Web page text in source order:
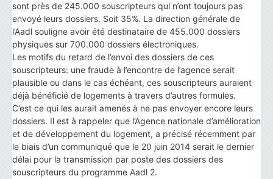
sont près de 245.000 souscripteurs qui n’ont toujours pas
envoyé leurs dossiers. Soit 35%. La direction générale de
l’Aadl souligne avoir été destinataire de 455.000 dossiers
physiques sur 700.000 dossiers électroniques.
Les motifs du retard de l’envoi des dossiers de ces
souscripteurs: une fraude à l’encontre de l’agence serait
plausible ou dans le cas échéant, ces souscripteurs auraient
déjà bénéficié de logements à travers d’autres formules.
C’est ce qui les aurait amenés à ne pas envoyer encore leurs
dossiers. Il est à rappeler que l’Agence nationale d’amélioration
et de développement du logement, a précisé récemment par
le biais d’un communiqué que le 20 juin 2014 serait le dernier
délai pour la transmission par poste des dossiers des
souscripteurs du programme Aadl 2.